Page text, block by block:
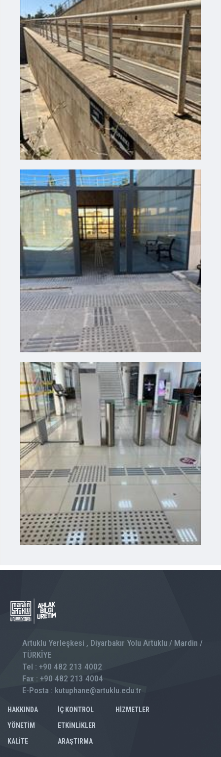
Artuklu Yerleşkesi , Diyarbakır Yolu Artuklu / Mardin /
TÜRKİYE
Tel : +90 482 213 4002
Fax : +90 482 213 4004
E-Posta : kutuphane@artuklu.edu.tr
HAKKINDA
YÖNETİM
KALİTE
İÇ KONTROL
ETKİNLİKLER
ARAŞTIRMA
HİZMETLER